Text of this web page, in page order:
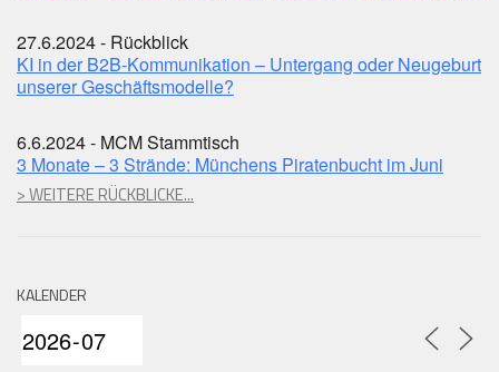
27.6.2024 - Rückblick
KI in der B2B-Kommunikation – Untergang oder Neugeburt
unserer Geschäftsmodelle?
6.6.2024 - MCM Stammtisch
3 Monate – 3 Strände: Münchens Piratenbucht im Juni
> WEITERE RÜCKBLICKE...
KALENDER